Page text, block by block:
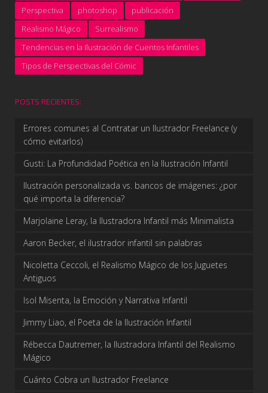
Perspectiva
photoshop
publicación
Realismo Mágico
Surrealismo
Tendencias en la Ilustración de Cuentos Infantiles
Tipos de Perspectivas del Cómic
POSTS RECIENTES:
Errores comunes al Contratar un Ilustrador Freelance (y
cómo evitarlos)
Gusti: La Profundidad Poética en la Ilustración Infantil
Ilustración personalizada vs. bancos de imágenes: ¿por
qué importa la diferencia?
Marjolaine Leray, la Ilustradora Infantil más Minimalista
Aaron Becker, el ilustrador infantil sin palabras
Nicoletta Ceccoli, el Realismo Mágico de los Juguetes
Antiguos
Isol Misenta, la Emoción y Narrativa Infantil
Jimmy Liao, el Poeta de la Ilustración Infantil
Rébecca Dautremer, la Ilustradora Infantil del Realismo
Mágico
Cuánto Cobra un Ilustrador Freelance